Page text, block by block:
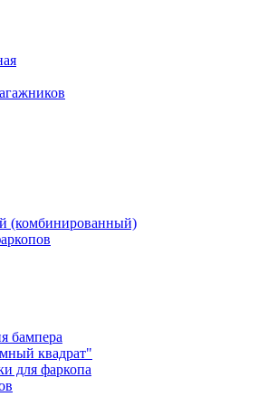
(комбинированный)
бампера
квадрат"
для фаркопа